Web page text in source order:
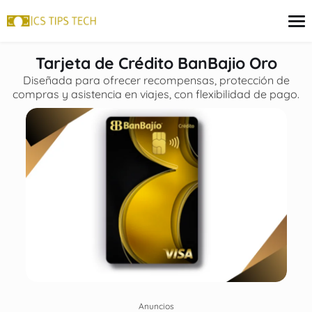
Tarjeta de crédito
Finanzas
Programas sociales
Inversiones
Préstamos
Tarjeta de Crédito BanBajio Oro
Diseñada para ofrecer recompensas, protección de
compras y asistencia en viajes, con flexibilidad de pago.
Anuncios